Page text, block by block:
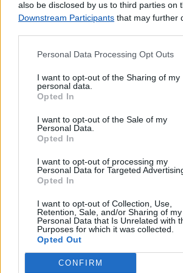
also be disclosed by us to third parties on
Downstream Participants that may further
Personal Data Processing Opt Outs
I want to opt-out of the Sharing of my
personal data.
Opted In
I want to opt-out of the Sale of my
Personal Data.
Opted In
I want to opt-out of processing my
Personal Data for Targeted
Opted In
I want to opt-out of Collection, Use,
Retention, Sale, and/or Sharing of my
Personal Data that Is Unrelated with
Purposes for which it was collected.
Opted Out
CONFIRM
Lojas mais próximas